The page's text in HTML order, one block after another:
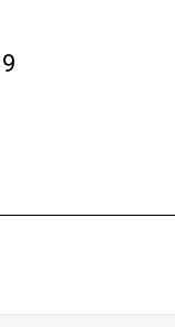
9 תגובות